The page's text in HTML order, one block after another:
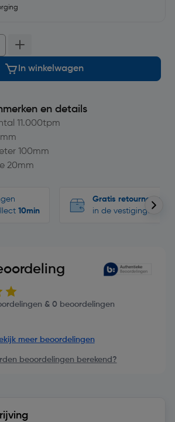
In winkelwagen
en details
11.000tpm
100mm
20mm
10min
Gratis retourneren
in de vestigingen
& 0 beoordelingen
meer beoordelingen
beoordelingen berekend?